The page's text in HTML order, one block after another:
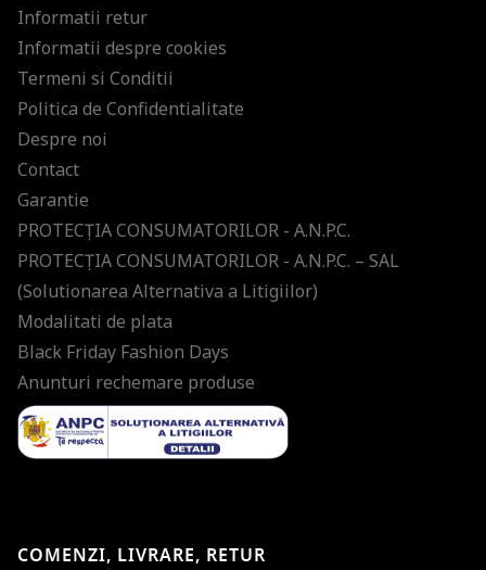
Informatii retur
Informatii despre cookies
Termeni si Conditii
Politica de Confidentialitate
Despre noi
Contact
Garantie
PROTECŢIA CONSUMATORILOR - A.N.P.C.
PROTECŢIA CONSUMATORILOR - A.N.P.C. – SAL
(Solutionarea Alternativa a Litigiilor)
Modalitati de plata
Black Friday Fashion Days
Anunturi rechemare produse
COMENZI, LIVRARE, RETUR